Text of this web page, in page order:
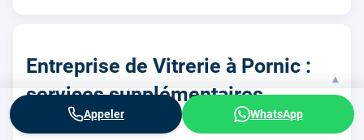
Entreprise de Vitrerie à Pornic :
services supplémentaires
▾
Appeler WhatsApp